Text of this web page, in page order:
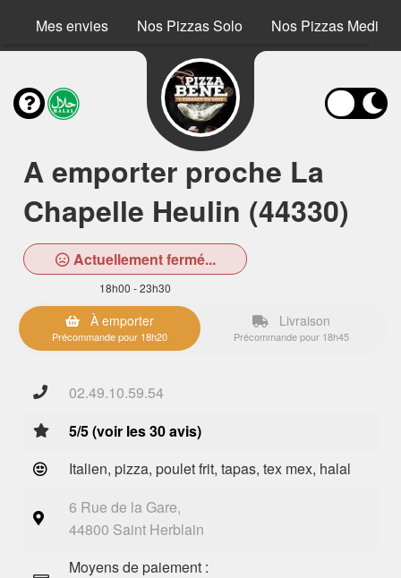
Mes envies Nos Pizzas Solo Nos Pizzas Medium
A emporter proche La
Chapelle Heulin (44330)
Actuellement fermé...
18h00 - 23h30
À emporter
Précommande pour 18h20
Livraison
Précommande pour 18h45
02.49.10.59.54
5/5 (voir les 30 avis)
Italien, pizza, poulet frit, tapas, tex mex, halal
6 Rue de la Gare,
44800 Saint Herblain
Moyens de paiement :